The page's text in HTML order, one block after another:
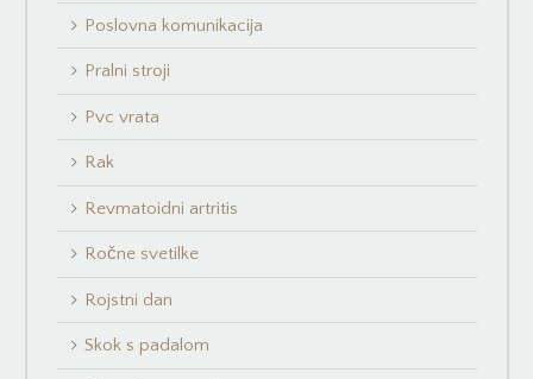
Poslovna komunikacija
Pralni stroji
Pvc vrata
Rak
Revmatoidni artritis
Ročne svetilke
Rojstni dan
Skok s padalom